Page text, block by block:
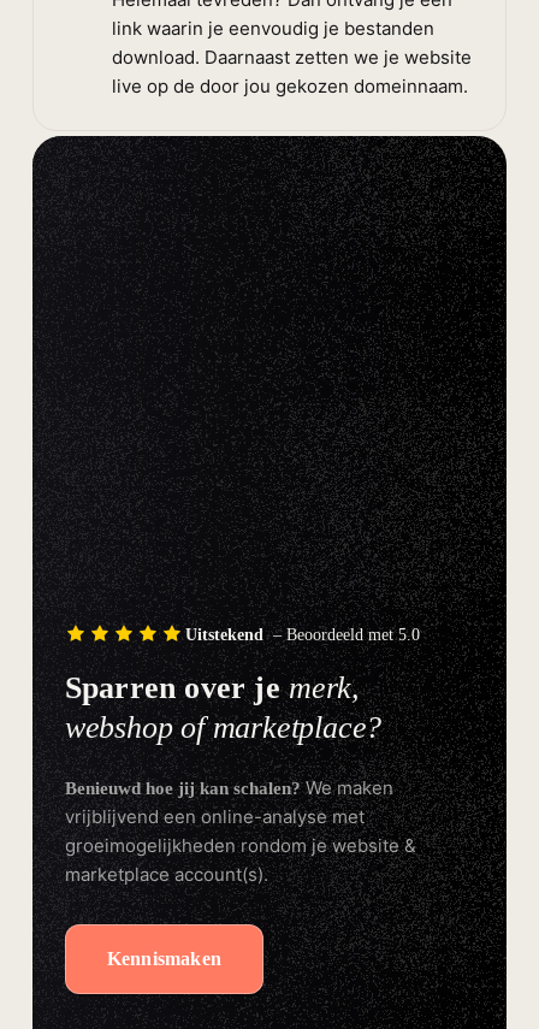
link waarin je eenvoudig je bestanden
download. Daarnaast zetten we je website
live op de door jou gekozen domeinnaam.
Uitstekend– Beoordeeld met 5.0
Sparren over jemerk,
webshop of marketplace?
Benieuwd hoe jij kan schalen?We maken
vrijblijvend een online-analyse met
groeimogelijkheden rondom je website &
marketplace account(s).
Kennismaken